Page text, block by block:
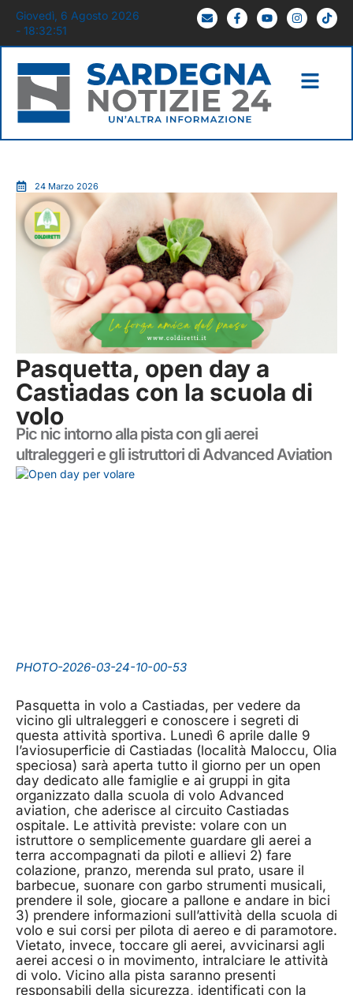
Giovedì, 6 Agosto 2026
- 18:32:52
24 Marzo 2026
Pasquetta, open day a
Castiadas con la scuola di
volo
Pic nic intorno alla pista con gli aerei
ultraleggeri e gli istruttori di Advanced Aviation
PHOTO-2026-03-24-10-00-53
Pasquetta in volo a Castiadas, per vedere da
vicino gli ultraleggeri e conoscere i segreti di
questa attività sportiva. Lunedì 6 aprile dalle 9
l’aviosuperficie di Castiadas (località Maloccu, Olia
speciosa) sarà aperta tutto il giorno per un open
day dedicato alle famiglie e ai gruppi in gita
organizzato dalla scuola di volo Advanced
aviation, che aderisce al circuito Castiadas
ospitale. Le attività previste: volare con un
istruttore o semplicemente guardare gli aerei a
terra accompagnati da piloti e allievi 2) fare
colazione, pranzo, merenda sul prato, usare il
barbecue, suonare con garbo strumenti musicali,
prendere il sole, giocare a pallone e andare in bici
3) prendere informazioni sull’attività della scuola di
volo e sui corsi per pilota di aereo e di paramotore.
Vietato, invece, toccare gli aerei, avvicinarsi agli
aerei accesi o in movimento, intralciare le attività
di volo. Vicino alla pista saranno presenti
responsabili della sicurezza, identificati con la